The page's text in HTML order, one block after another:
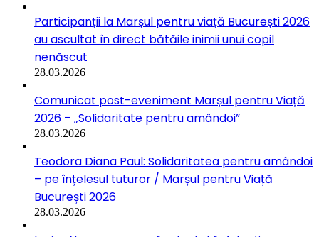
Participanții la Marșul pentru viață București 2026
au ascultat în direct bătăile inimii unui copil
nenăscut
28.03.2026
Comunicat post-eveniment Marșul pentru Viață
2026 – „Solidaritate pentru amândoi”
28.03.2026
Teodora Diana Paul: Solidaritatea pentru amândoi
– pe înțelesul tuturor / Marșul pentru Viață
București 2026
28.03.2026